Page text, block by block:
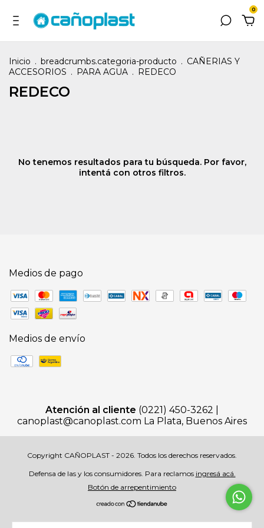
0
Inicio . breadcrumbs.categoria-producto . CAÑERIAS Y
ACCESORIOS . PARA AGUA . REDECO
REDECO
No tenemos resultados para tu búsqueda. Por favor,
intentá con otros filtros.
Medios de pago
Medios de envío
Atención al cliente (0221) 450-3262 |
canoplast@canoplast.com La Plata, Buenos Aires
Copyright CAÑOPLAST - 2026. Todos los derechos reservados.
Defensa de las y los consumidores. Para reclamos ingresá acá.
Botón de arrepentimiento